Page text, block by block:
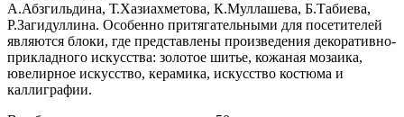
А.Абзгильдина, Т.Хазиахметова, К.Муллашева, Б.Табиева,
Р.Загидуллина. Особенно притягательными для посетителей
являются блоки, где представлены произведения декоративно-
прикладного искусства: золотое шитье, кожаная мозаика,
ювелирное искусство, керамика, искусство костюма и
каллиграфии.